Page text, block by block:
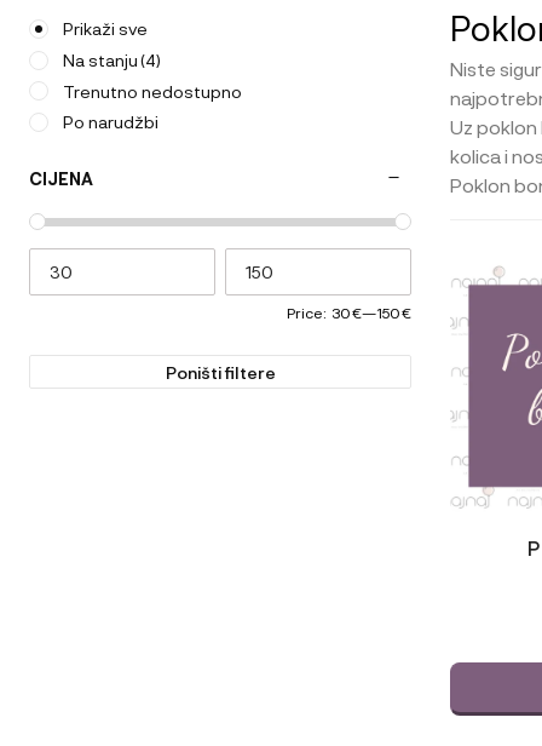
Niste
Uz
kolica i
Poklon
Prikaži sve
Na stanju(4)
Trenutno nedostupno
Po narudžbi
CIJENA
Price: 30 €—150 €
Poništi filtere